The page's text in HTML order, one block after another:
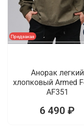
Предзаказ
Анорак легкий
хлопковый Armed
AF351
6 490 ₽